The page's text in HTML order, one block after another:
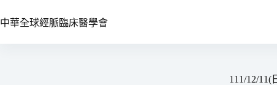
中華全球經脈臨床醫學會
111/12/